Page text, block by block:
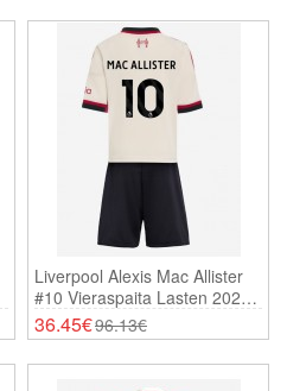
Liverpool Alexis Mac Allister
#10 Vieraspaita Lasten 2025-
26 Lyhythihainen (+ Shortsit)
36.45€96.13€